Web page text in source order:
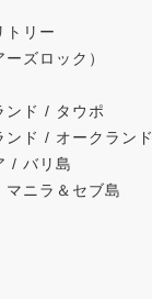
トリー
ズロック）
ンド / タウポ
ンド / オークランド
/ バリ島
マニラ＆セブ島